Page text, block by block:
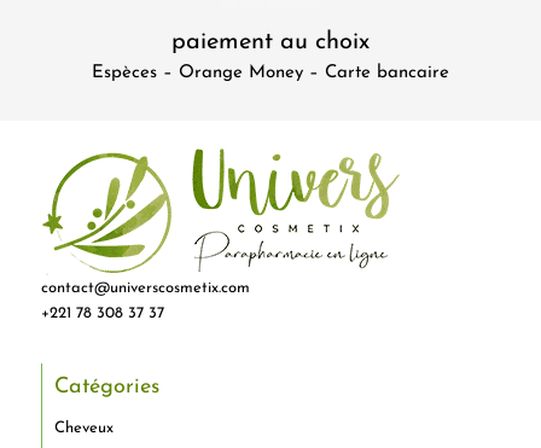
paiement au choix
Espèces – Orange Money – Carte bancaire
contact@universcosmetix.com
+221 78 308 37 37
Catégories
Cheveux